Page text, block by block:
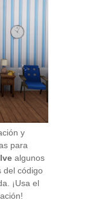
y
para
algunos
del código
¡Usa el